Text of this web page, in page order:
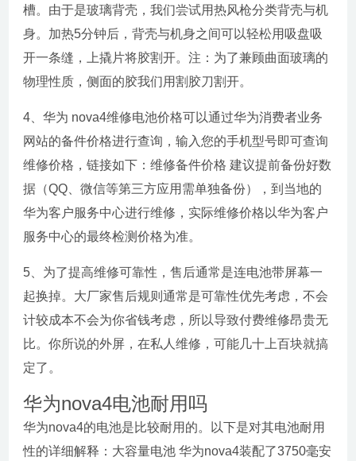
槽。由于是玻璃背壳，我们尝试用热风枪分类背壳与机
身。加热5分钟后，背壳与机身之间可以轻松用吸盘吸
开一条缝，上撬片将胶割开。注：为了兼顾曲面玻璃的
物理性质，侧面的胶我们用割胶刀割开。
4、华为 nova4维修电池价格可以通过华为消费者业务
网站的备件价格进行查询，输入您的手机型号即可查询
维修价格，链接如下：维修备件价格 建议提前备份好数
据（QQ、微信等第三方应用需单独备份），到当地的
华为客户服务中心进行维修，实际维修价格以华为客户
服务中心的最终检测价格为准。
5、为了提高维修可靠性，售后通常是连电池带屏幕一
起换掉。大厂家售后规则通常是可靠性优先考虑，不会
计较成本不会为你省钱考虑，所以导致付费维修昂贵无
比。你所说的外屏，在私人维修，可能几十上百块就搞
定了。
华为nova4电池耐用吗
华为nova4的电池是比较耐用的。以下是对其电池耐用
性的详细解释：大容量电池 华为nova4装配了3750毫安